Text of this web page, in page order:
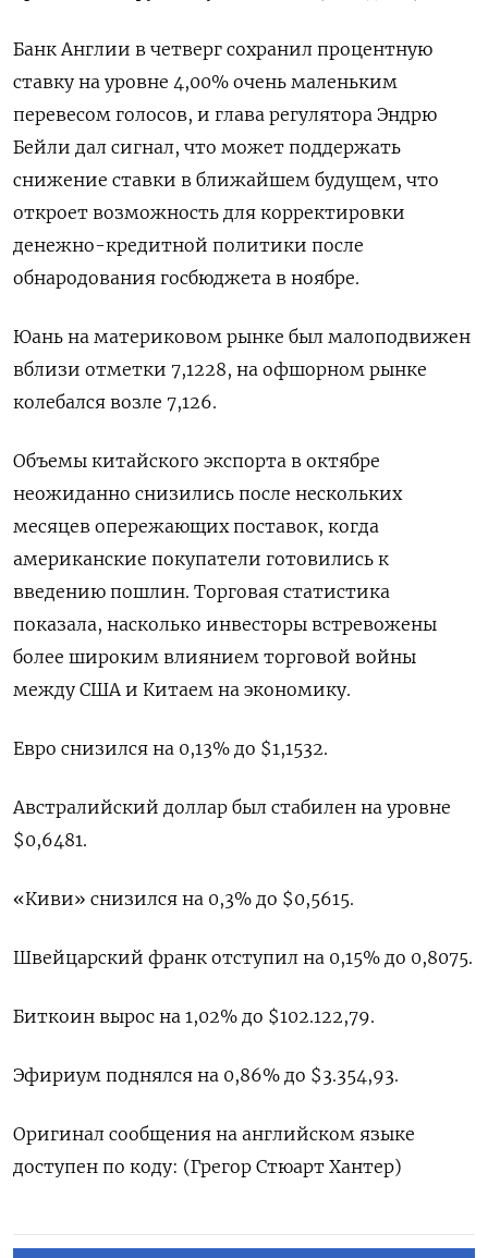
Банк Англии в четверг сохранил процентную
ставку на уровне 4,00% очень маленьким
перевесом голосов, и глава регулятора Эндрю
Бейли дал сигнал, что может поддержать
снижение ставки в ближайшем будущем, что
откроет возможность для корректировки
денежно-кредитной политики после
обнародования госбюджета в ноябре.
Юань на материковом рынке был малоподвижен
вблизи отметки 7,1228​, на офшорном рынке
колебался возле 7,126.
Объемы китайского экспорта в октябре
неожиданно снизились после нескольких
месяцев опережающих поставок, когда
американские покупатели готовились к
введению пошлин. Торговая статистика
показала, насколько инвесторы встревожены
более широким влиянием торговой войны
между США и Китаем на экономику.
Евро снизился на 0,13% до $1,1532​.
Австралийский доллар был стабилен на уровне
$0,6481​.
«Киви» снизился на 0,3% до $0,5615​.
Швейцарский франк отступил на 0,15% до 0,8075​.
Биткоин вырос на 1,02% до $102.122,79.
Эфириум поднялся на 0,86% до $3.354,93.
Оригинал сообщения на английском языке
доступен по коду: (Грегор Стюарт Хантер)